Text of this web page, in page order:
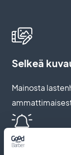
Selkeä
Mainosta
Push-